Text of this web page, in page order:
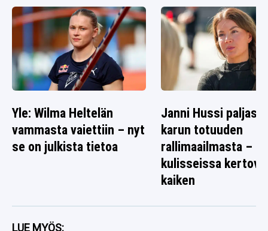
Yle: Wilma Heltelän
vammasta vaiettiin – nyt
se on julkista tietoa
Janni Hussi paljasti
karun totuuden
rallimaailmasta –
kulisseissa
kaiken
LUE MYÖS: